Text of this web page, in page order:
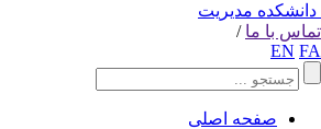
دانشکده مدیریت
تماس با ما /
EN FA
صفحه اصلی